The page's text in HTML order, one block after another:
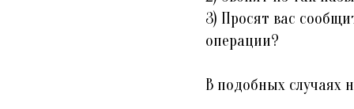
3) Просят вас
операции?
В подобных случаях